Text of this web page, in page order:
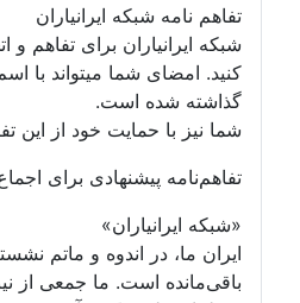
تفاهم نامه شبکه ایرانیاران
شبکه ایرانیاران برای تفاهم
گذاشته شده است.
شما نیز با حمایت خود از این
تفاهم‌نامه پیشنهادی برای
«شبکه ایرانیاران»
ایران ما، در اندوه و ماتم
باقی‌مانده است. ما جمعی از